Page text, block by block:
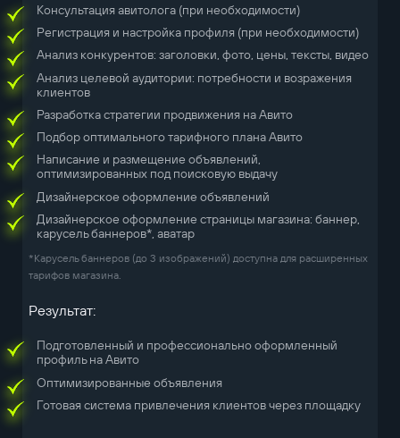
Консультация авитолога (при необходимости)
Регистрация и настройка профиля (при необходимости)
Анализ конкурентов: заголовки, фото, цены, тексты, видео
Анализ целевой аудитории: потребности и возражения
клиентов
Разработка стратегии продвижения на Авито
Подбор оптимального тарифного плана Авито
Написание и размещение объявлений,
оптимизированных под поисковую выдачу
Дизайнерское оформление объявлений
Дизайнерское оформление страницы магазина: баннер,
карусель баннеров*, аватар
*Карусель баннеров (до 3 изображений) доступна для расширенных
тарифов магазина.
Результат:
Подготовленный и профессионально оформленный
профиль на Авито
Оптимизированные объявления
Готовая система привлечения клиентов через площадку